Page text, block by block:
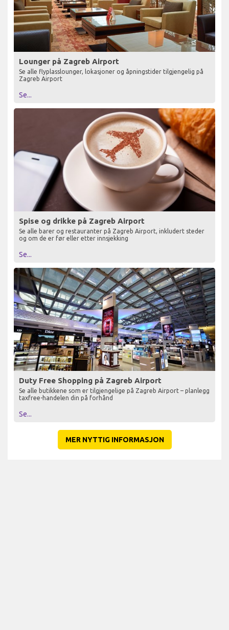
Lounger på Zagreb Airport
Se alle flyplasslounger, lokasjoner og åpningstider tilgjengelig på
Zagreb Airport
Se...
Spise og drikke på Zagreb Airport
Se alle barer og restauranter på Zagreb Airport, inkludert steder
og om de er før eller etter innsjekking
Se...
Duty Free Shopping på Zagreb Airport
Se alle butikkene som er tilgjengelige på Zagreb Airport – planlegg
taxfree-handelen din på forhånd
Se...
MER NYTTIG INFORMASJON